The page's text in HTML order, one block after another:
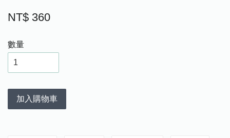
NT$ 360
數量
加入購物車